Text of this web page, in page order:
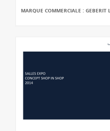
MARQUE COMMERCIALE : GEBERIT